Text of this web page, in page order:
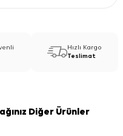
Hızlı Kargo
Teslimat
Diğer Ürünler